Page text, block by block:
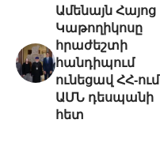
Ամենայն Հայոց
Կաթողիկոսը
հրաժեշտի
հանդիպում
ունեցավ ՀՀ-ում
ԱՄՆ դեսպանի
հետ